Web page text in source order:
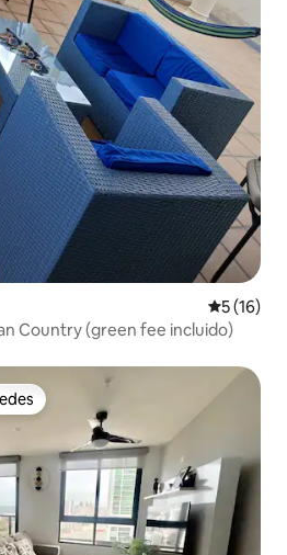
5 (16)
Country (green fee incluido)
preferido